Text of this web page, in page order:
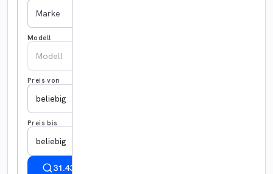
Marke
Modell
Modell
Preis von
beliebig
Preis bis
beliebig
31.430 Ergebnisse anzeigen